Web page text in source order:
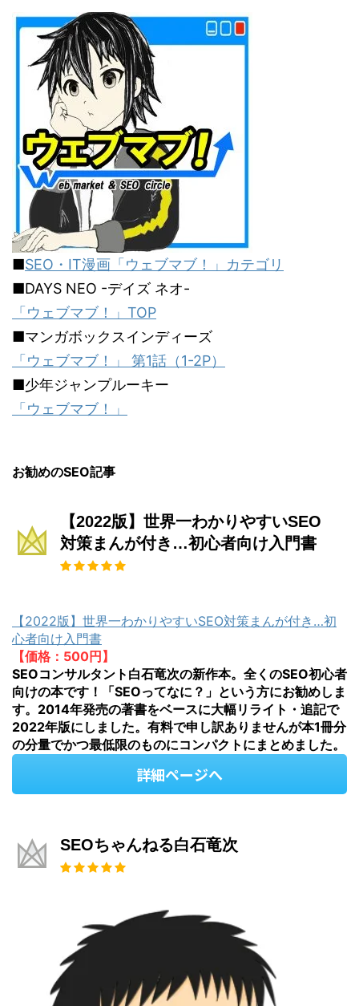
■SEO・IT漫画「ウェブマブ！」カテゴリ
■DAYS NEO -デイズ ネオ-
「ウェブマブ！」TOP
■マンガボックスインディーズ
「ウェブマブ！」 第1話（1-2P）
■少年ジャンプルーキー
「ウェブマブ！」
お勧めのSEO記事
【2022版】世界一わかりやすいSEO
対策まんが付き…初心者向け入門書
【2022版】世界一わかりやすいSEO対策まんが付き…初
心者向け入門書
【価格：500円】
SEOコンサルタント白石竜次の新作本。全くのSEO初心者
向けの本です！「SEOってなに？」という方にお勧めしま
す。2014年発売の著書をベースに大幅リライト・追記で
2022年版にしました。有料で申し訳ありませんが本1冊分
の分量でかつ最低限のものにコンパクトにまとめました。
詳細ページへ
SEOちゃんねる白石竜次